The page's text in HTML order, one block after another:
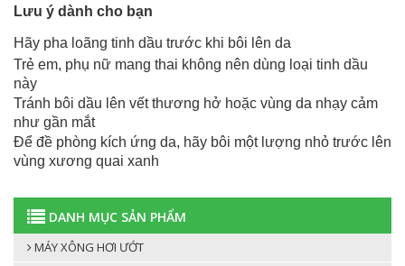
Lưu ý dành cho bạn
Hãy pha loãng tinh dầu trước khi bôi lên da
Trẻ em, phụ nữ mang thai không nên dùng loại tinh dầu
này
Tránh bôi dầu lên vết thương hở hoặc vùng da nhạy cảm
như gần mắt
Để đề phòng kích ứng da, hãy bôi một lượng nhỏ trước lên
vùng xương quai xanh
DANH MỤC SẢN PHẨM
MÁY XÔNG HƠI ƯỚT